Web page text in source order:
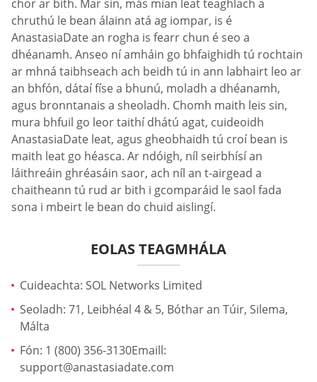
chor ar bith. Mar sin, más mian leat teaghlach a
chruthú le bean álainn atá ag iompar, is é
AnastasiaDate an rogha is fearr chun é seo a
dhéanamh. Anseo ní amháin go bhfaighidh tú rochtain
ar mhná taibhseach ach beidh tú in ann labhairt leo ar
an bhfón, dátaí físe a bhunú, moladh a dhéanamh,
agus bronntanais a sheoladh. Chomh maith leis sin,
mura bhfuil go leor taithí dhátú agat, cuideoidh
AnastasiaDate leat, agus gheobhaidh tú croí bean is
maith leat go héasca. Ar ndóigh, níl seirbhísí an
láithreáin ghréasáin saor, ach níl an t-airgead a
chaitheann tú rud ar bith i gcomparáid le saol fada
sona i mbeirt le bean do chuid aislingí.
EOLAS TEAGMHÁLA
Cuideachta: SOL Networks Limited
Seoladh: 71, Leibhéal 4 & 5, Bóthar an Túir, Silema,
Málta
Fón: 1 (800) 356-3130Emaill:
support@anastasiadate.com